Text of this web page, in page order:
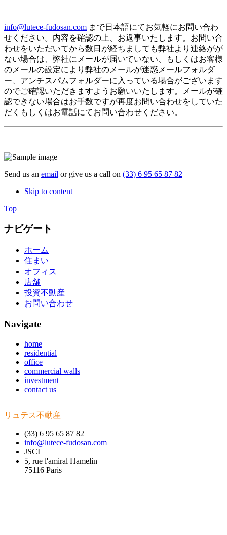
info@lutece-fudosan.com まで日本語にてお気軽にお問い合わ
せください。内容を確認の上、お返事いたします。お問い合
わせをいただいてから数日が経ちましても弊社より連絡がが
ない場合は、弊社にメールが届いていない、もしくはお客様
のメールの設定により弊社のメールが迷惑メールフォルダ
ー、アンチスパムフォルダーに入っている場合がございます
のでご確認いただきますようお願いいたします。メールが確
認できない場合はお手数ですが再度お問い合わせをしていた
だくもしくはお電話にてお問い合わせください。
Send us an email or give us a call on (33) 6 95 65 87 82
Skip to content
Top
ナビゲート
ホーム
住まい
オフィス
店舗
投資不動産
お問い合わせ
Navigate
home
residential
office
commercial walls
investment
contact us
リュテス不動産
(33) 6 95 65 87 82
info@lutece-fudosan.com
JSCI
5, rue l'amiral Hamelin
75116 Paris